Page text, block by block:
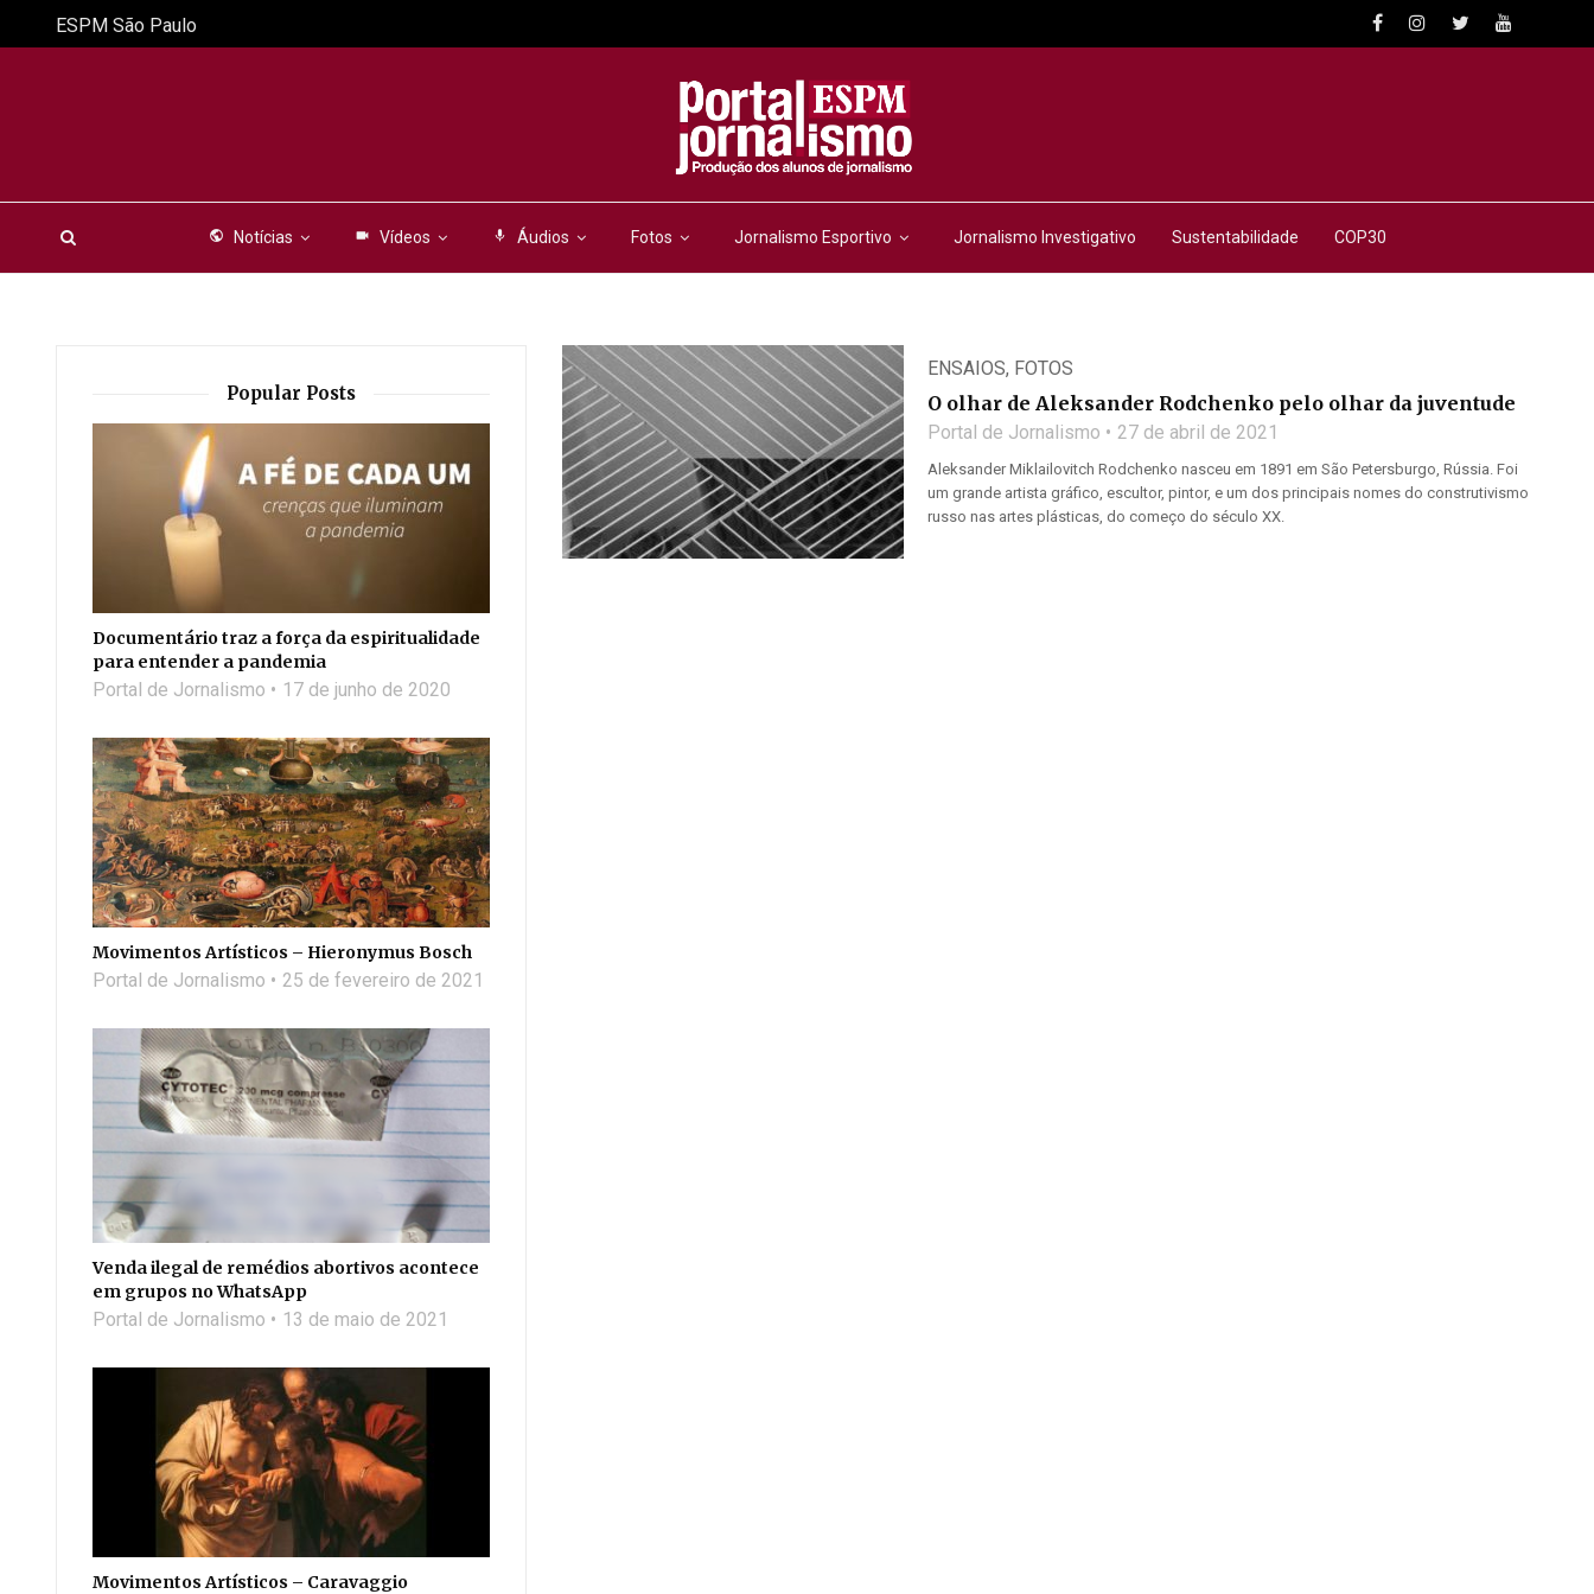
public Notícias videocam Vídeos mic Áudios Fotos Jornalismo Esportivo Jornalismo Investigativo Sustentabilidade COP30
ESPM São Paulo
ENSAIOS, FOTOS
O olhar de Aleksander Rodchenko pelo olhar da juventude
Portal de Jornalismo 27 de abril de 2021
Aleksander Miklailovitch Rodchenko nasceu em 1891 em São Petersburgo, Rússia. Foi
um grande artista gráfico, escultor, pintor, e um dos principais nomes do construtivismo
russo nas artes plásticas, do começo do século XX.
Popular Posts
Documentário traz a força da espiritualidade
para entender a pandemia
Portal de Jornalismo 17 de junho de 2020
Movimentos Artísticos – Hieronymus Bosch
Portal de Jornalismo 25 de fevereiro de 2021
Venda ilegal de remédios abortivos acontece
em grupos no WhatsApp
Portal de Jornalismo 13 de maio de 2021
Movimentos Artísticos – Caravaggio